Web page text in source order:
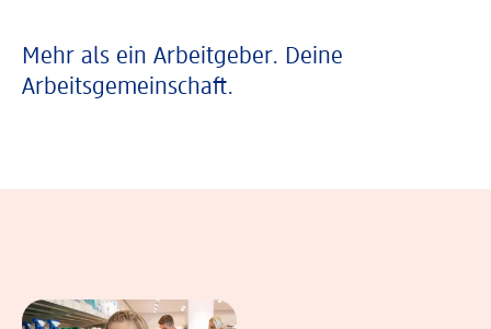
Mehr als ein Arbeitgeber. Deine
Arbeitsgemeinschaft.
Eindrücke aus dem Arbeitsalltag